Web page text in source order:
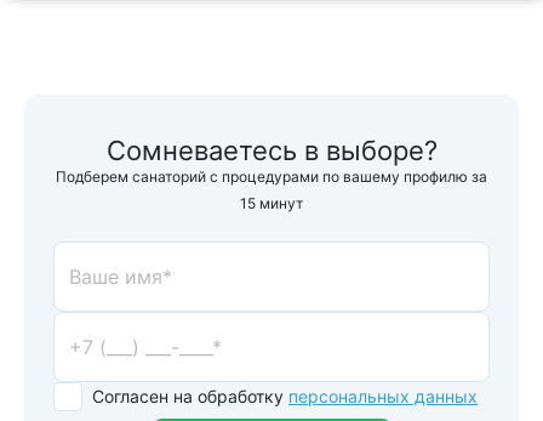
Сомневаетесь в выборе?
Подберем санаторий с процедурами по вашему профилю за
15 минут
Согласен на обработку персональных данных